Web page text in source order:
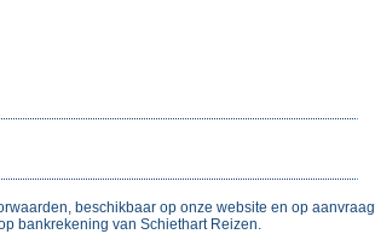
beschikbaar op onze website en op
bankrekening van Schiethart Reizen.